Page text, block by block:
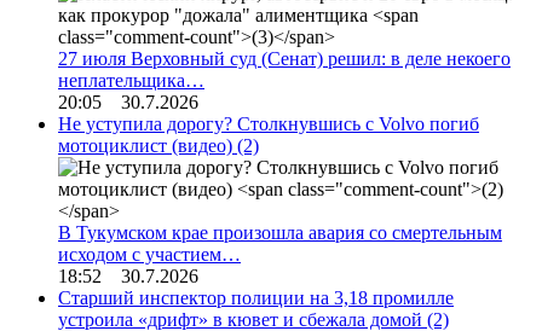
27 июля Верховный суд (Сенат) решил: в деле некоего
неплательщика…
20:05 30.7.2026
Не уступила дорогу? Столкнувшись с Volvo погиб
мотоциклист (видео) (2)
В Тукумском крае произошла авария со смертельным
исходом с участием…
18:52 30.7.2026
Старший инспектор полиции на 3,18 промилле
устроила «дрифт» в кювет и сбежала домой (2)